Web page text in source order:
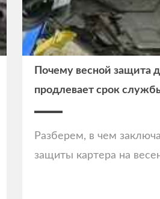
Почему весной защита
продлевает срок
Разберем, в чем
защиты картера на